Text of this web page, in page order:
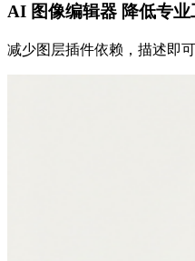
AI 图像编辑器 降低专业
减少图层插件依赖，描述即